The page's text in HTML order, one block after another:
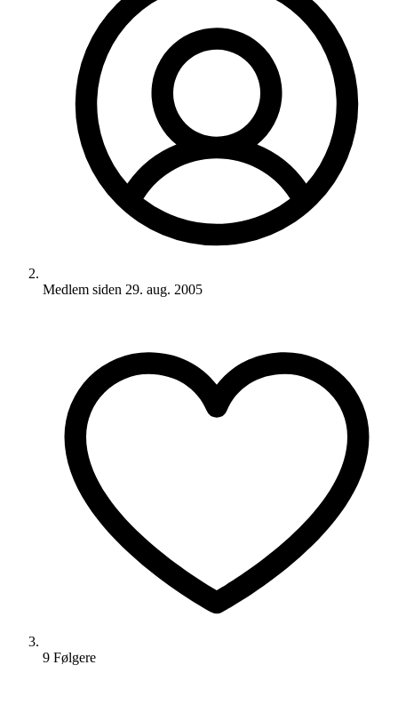
Medlem siden 29. aug. 2005
9 Følgere